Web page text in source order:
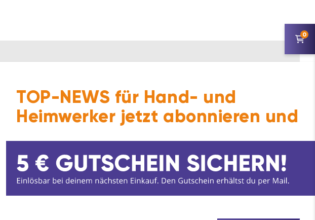
0
TOP-NEWS für Hand- und
Heimwerker jetzt abonnieren und